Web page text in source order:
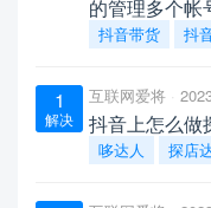
的管理多个帐
抖音带货 抖
1
解决
互联网爱将
抖音上怎么做
哆达人 探店